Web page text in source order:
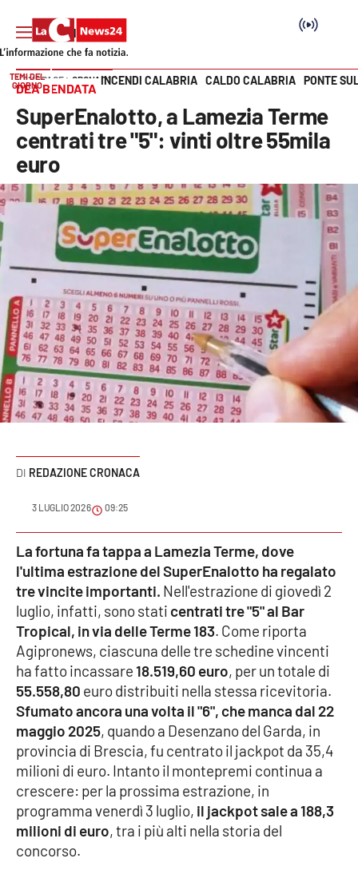
SEZIONI
Cronaca
Politica
Attualità
Economia e lavoro
Italia Mondo
Sanità
Sport
Meteo
Editoriali
VIDEO
Ambiente
Cronaca
Cultura
Economia e Lavoro
Politica
Vai
TEMI DEL
GIORNO
INCENDI CALABRIA CALDO CALABRIA PONTE
HOME PAGE CRONACA
DEA BENDATA
SuperEnalotto, a Lamezia Terme
centrati tre "5": vinti oltre 55mila
euro
REDAZIONE CRONACA
3 LUGLIO 2026 09:25
La fortuna fa tappa a Lamezia Terme, dove
l'ultima estrazione del SuperEnalotto ha regalato
tre vincite importanti. Nell'estrazione di giovedì 2
luglio, infatti, sono stati centrati tre "5" al Bar
Tropical, in via delle Terme 183. Come riporta
Agipronews, ciascuna delle tre schedine vincenti
ha fatto incassare18.519,60 euro, per un totale di
55.558,80 euro distribuiti nella stessa ricevitoria.
Sfumato ancora una volta il "6", che manca dal 22
maggio 2025, quando a Desenzano del Garda, in
provincia di Brescia, fu centrato il jackpot da 35,4
milioni di euro. Intanto il montepremi continua a
crescere: per la prossima estrazione, in
programma venerdì 3 luglio, il jackpot sale a 188,3
milioni di euro, tra i più alti nella storia del
concorso.